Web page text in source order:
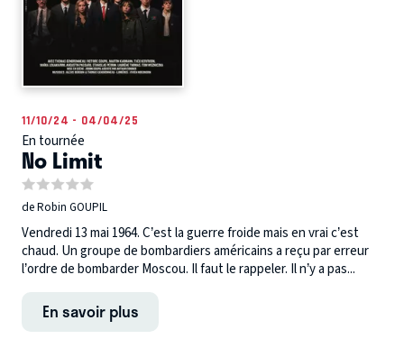
11/10/24 - 04/04/25
En tournée
No Limit
de Robin GOUPIL
Vendredi 13 mai 1964. C’est la guerre froide mais en vrai c’est
chaud. Un groupe de bombardiers américains a reçu par erreur
l’ordre de bombarder Moscou. Il faut le rappeler. Il n’y a pas...
En savoir plus